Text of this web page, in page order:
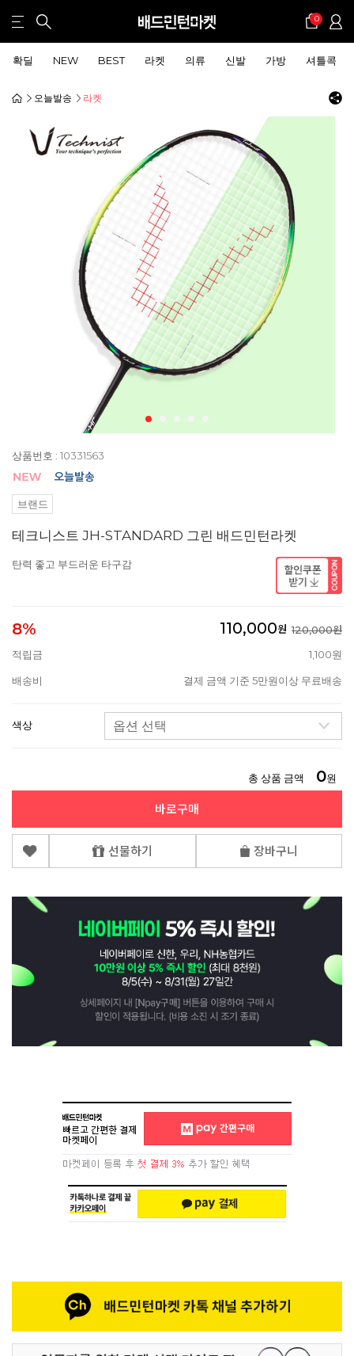
0
확딜 NEW BEST 라켓 의류 신발 가방 셔틀콕
오늘발송 라켓
상품번호 : 10331563
브랜드
테크니스트 JH-STANDARD 그린 배드민턴라켓
탄력 좋고 부드러운 타구감
8% 110,000원 120,000원
적립금
1,100원
배송비 결제 금액 기준 5만원이상 무료배송
색상
총 상품 금액 0원
바로구매
선물하기 장바구니